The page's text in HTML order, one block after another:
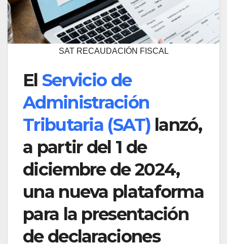
SAT RECAUDACIÓN FISCAL
El Servicio de
Administración
Tributaria (SAT) lanzó,
a partir del 1 de
diciembre de 2024,
una nueva plataforma
para la presentación
de declaraciones